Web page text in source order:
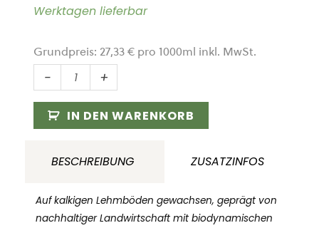
Werktagen lieferbar
Grundpreis: 27,33€ pro 1000ml inkl. MwSt.
-
Naturwein
PetNat
„La
2021
Goma
Penedés
+
IN DEN WARENKORB
BESCHREIBUNG ZUSATZINFOS
Auf kalkigen Lehmböden gewachsen, geprägt von
nachhaltiger Landwirtschaft mit biodynamischen